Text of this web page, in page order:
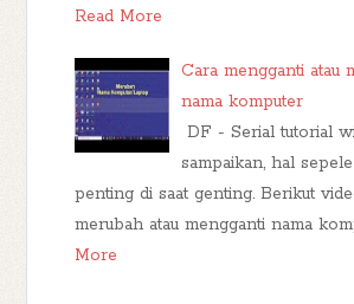
Read More
Cara mengganti atau
nama komputer
DF - Serial tutorial
sampaikan, hal
penting di saat genting. Berikut
merubah atau mengganti nama
More